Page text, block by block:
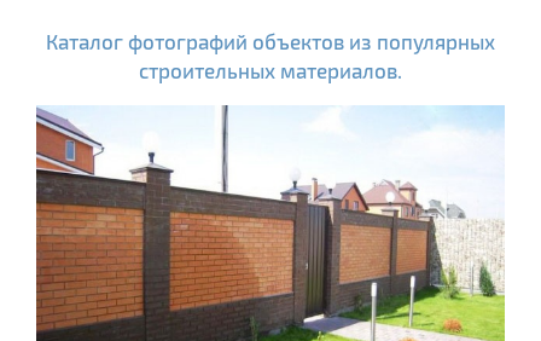
Каталог фотографий объектов из популярных
строительных материалов.